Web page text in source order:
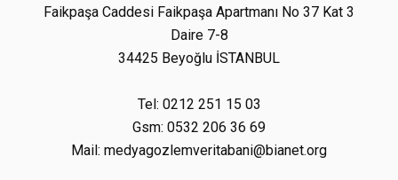
Faikpaşa Caddesi Faikpaşa Apartmanı No 37 Kat 3
Daire 7-8
34425 Beyoğlu İSTANBUL
Tel: 0212 251 15 03
Gsm: 0532 206 36 69
Mail: medyagozlemveritabani@bianet.org